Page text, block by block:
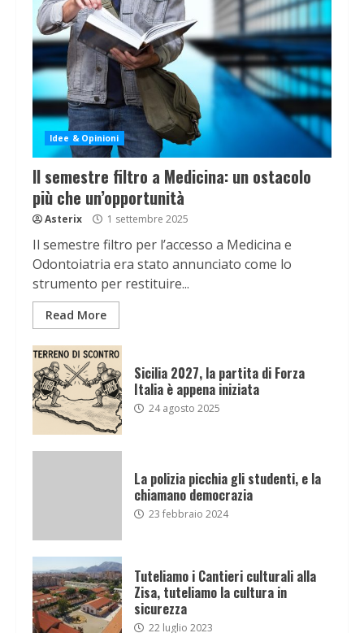
Idee & Opinioni
Il semestre filtro a Medicina: un ostacolo
più che un’opportunità
Asterix 1 settembre 2025
Il semestre filtro per l’accesso a Medicina e
Odontoiatria era stato annunciato come lo
strumento per restituire...
Read More
Sicilia 2027, la partita di Forza
Italia è appena iniziata
24 agosto 2025
La polizia picchia gli studenti, e la
chiamano democrazia
23 febbraio 2024
Tuteliamo i Cantieri culturali alla
Zisa, tuteliamo la cultura in
sicurezza
22 luglio 2023